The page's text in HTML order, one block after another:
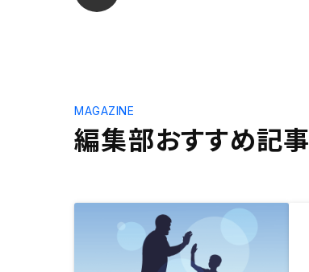
編集部おすすめ記事
MAGAZINE